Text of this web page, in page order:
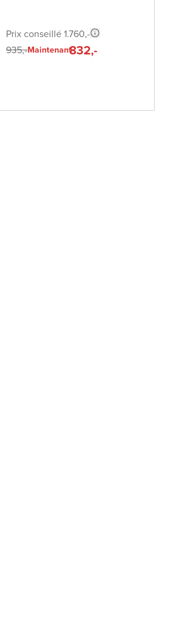
Prix conseillé 1.760,-
935,-Maintenant832,-